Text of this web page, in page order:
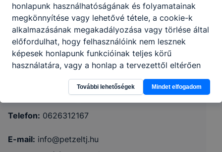
Petzelt József Technikum és Szakképző
Iskola
2000 Szentendre, Római sánc köz 1.
KRÉTA
Telefon: 0626312167
E-mail: info@petzeltj.hu
honlapunk használhatóságának és folyamatainak
megkönnyítése vagy lehetővé tétele, a cookie-k
alkalmazásának megakadályozása vagy törlése által
előfordulhat, hogy felhasználóink nem lesznek
képesek honlapunk funkcióinak teljes körű
használatára, vagy a honlap a tervezettől eltérően
fog működni böngészőjében.
További lehetőségek Mindet elfogadom